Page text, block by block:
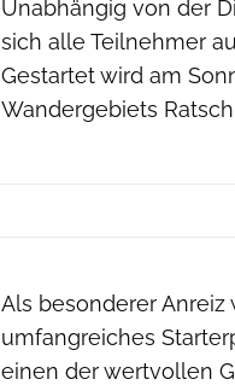
Unabhängig von der
sich alle Teilnehmer
Gestartet wird am
Wandergebiets
Als besonderer
umfangreiches
einen der wertvollen